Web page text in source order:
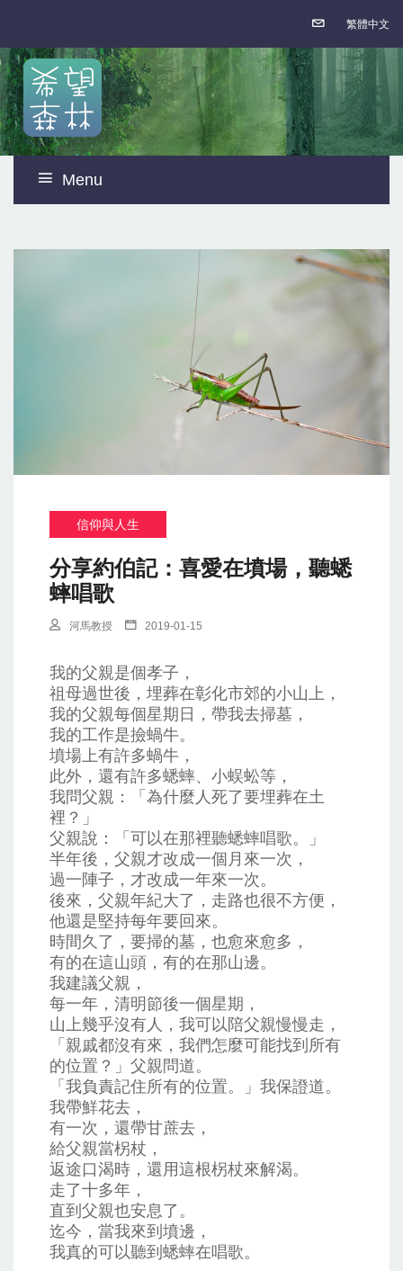
繁體中文
Menu
信仰與人生
分享約伯記：喜愛在墳場，聽蟋
蟀唱歌
河馬教授 2019-01-15
我的父親是個孝子，
祖母過世後，埋葬在彰化市郊的小山上，
我的父親每個星期日，帶我去掃墓，
我的工作是撿蝸牛。
墳場上有許多蝸牛，
此外，還有許多蟋蟀、小蜈蚣等，
我問父親：「為什麼人死了要埋葬在土
裡？」
父親說：「可以在那裡聽蟋蟀唱歌。」
半年後，父親才改成一個月來一次，
過一陣子，才改成一年來一次。
後來，父親年紀大了，走路也很不方便，
他還是堅持每年要回來。
時間久了，要掃的墓，也愈來愈多，
有的在這山頭，有的在那山邊。
我建議父親，
每一年，清明節後一個星期，
山上幾乎沒有人，我可以陪父親慢慢走，
「親戚都沒有來，我們怎麼可能找到所有
的位置？」父親問道。
「我負責記住所有的位置。」我保證道。
我帶鮮花去，
有一次，還帶甘蔗去，
給父親當柺杖，
返途口渴時，還用這根柺杖來解渴。
走了十多年，
直到父親也安息了。
迄今，當我來到墳邊，
我真的可以聽到蟋蟀在唱歌。